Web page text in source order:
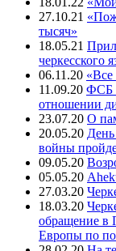
27.10.21
тысяч»
18.05.21
черкесского
06.11.20 «Все
11.09.20 ФСБ
отношении
23.07.20 О
20.05.20 День
войны
09.05.20
05.05.20
27.03.20
18.03.20
обращение в
Европы по